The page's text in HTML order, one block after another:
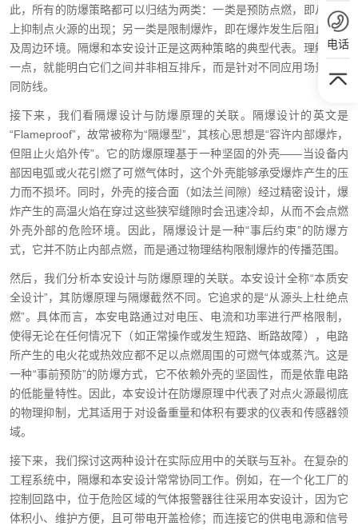
此，所有的防爆策略都可以归结为两类：一类是预防点燃，即从根本
上抑制点火源的出现；另一类是限制爆炸，即在爆炸发生后阻止其波
及周边环境。隔爆和本安设计正是这两种策略的典型代表。理解了这
一点，就能明白它们之间并非相互排斥，而是针对不同应用场景的共
同防线。
接下来，我们看隔爆设计与防爆原理的关联。隔爆设计的英文是
“Flameproof”，故常被称为“隔爆型”，其核心思想是“容许内部爆炸，
但阻止火焰外传”。它的防爆原理基于一种坚固的外壳——当设备内
部因电弧或火花引燃了可燃气体时，这个外壳能够承受爆炸产生的压
力而不损坏。同时，外壳的接合面（如法兰间隙）经过精密设计，爆
炸产生的高温火焰在穿过这些狭窄缝隙时会迅速冷却，从而不会点燃
外壳外部的危险环境。因此，隔爆设计是一种“事后约束”的防爆方
式，它并不防止内部点燃，而是通过物理结构限制爆炸的传播范围。
然后，我们分析本安设计与防爆原理的关联。本安设计全称“本质安
全设计”，其防爆原理与隔爆截然不同。它追求的是“从源头上杜绝点
燃”。具体而言，本安电路通过对电压、电流和功率进行严格限制，
使得无论在任何情况下（如正常操作或发生短路、断路故障），电路
所产生的电火花或热效应都不足以点燃周围的可燃气体或蒸汽。这是
一种“事前预防”的防爆方式，它不依赖外壳的坚固性，而是依靠电路
的低能量特性。因此，本安设计在防爆原理中代表了对点火源最彻底
的物理抑制，尤其适用于对设备重量和体积有要求的仪表和传感器领
域。
接下来，我们探讨这两种设计在实际应用中的关联与互补。在复杂的
工程系统中，隔爆和本安设计常常协同工作。例如，在一个化工厂的
控制回路中，位于危险区域的气体报警器往往采用本安设计，因为它
体积小、维护方便，且可带电开盖检修；而连接它的供电电源和信号
电话